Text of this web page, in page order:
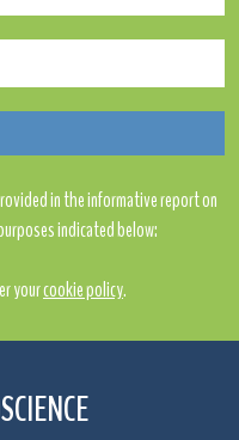
in the informative report on
indicated below:
yourcookie policy.